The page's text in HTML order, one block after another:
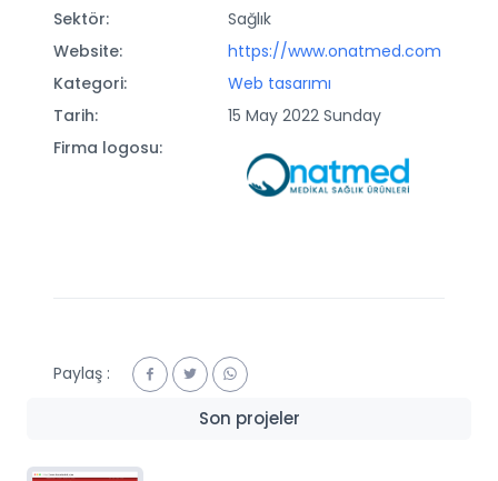
Sektör:
Sağlık
Website:
https://www.onatmed.com
Kategori:
Web tasarımı
Tarih:
15 May 2022 Sunday
Firma logosu:
Paylaş :
Son projeler